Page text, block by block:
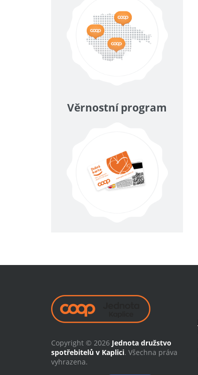
Věrnostní program
Copyright © 2026 Jednota družstvo
spotřebitelů v Kaplici. Všechna práva
vyhrazena.